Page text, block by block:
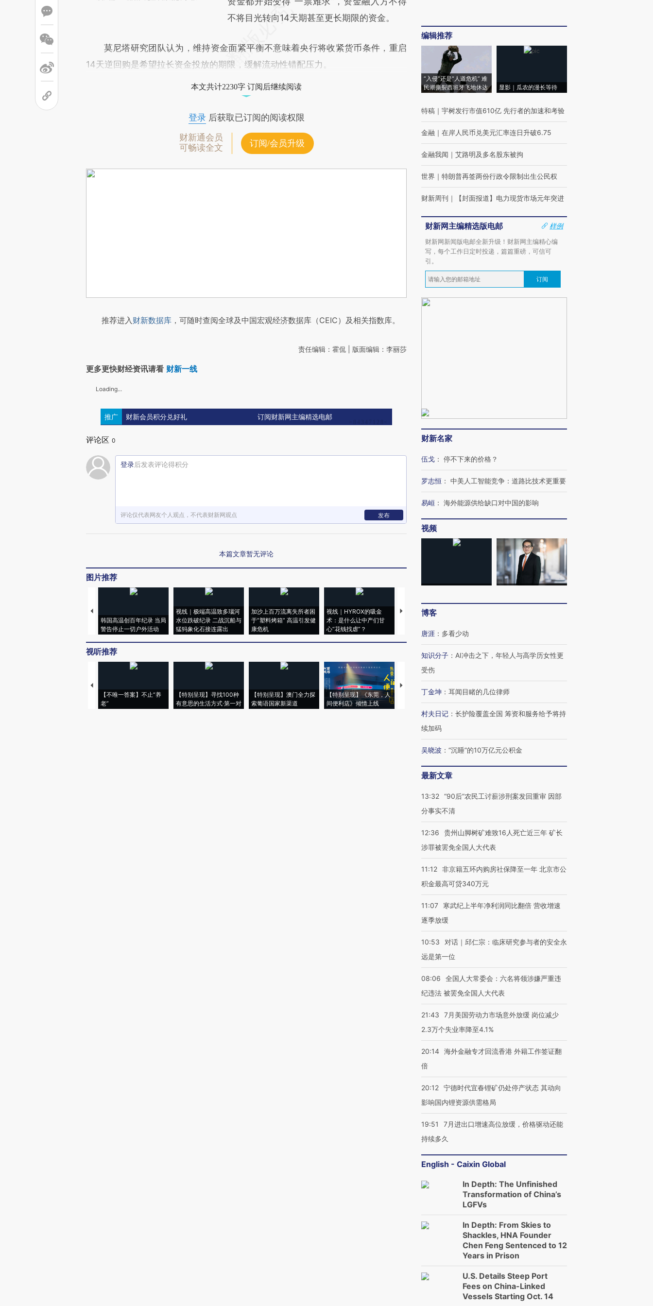
不将目光转向14天期甚至更长期限的资金。
莫尼塔研究团队认为，维持资金面紧平衡不意味着央行将收紧货币条件，重启
14天逆回购是希望拉长资金投放的期限，缓解流动性错配压力。
本文共计2230字 订阅后继续阅读
登录后获取已订阅的阅读权限
财新通会员
可畅读全文
订阅/会员升级
推荐进入财新数据库 ，可随时查阅全球及中国宏观经济数据库（CEIC）及相关指数库。
责任编辑：霍侃 | 版面编辑：李丽莎
更多更快财经资讯请看 财新一线
Loading...
推广 财新会员积分兑好礼 订阅财新网主编精选电邮
评论区 0
登录后发表评论得积分
评论仅代表网友个人观点，不代表财新网观点 发布
本篇文章暂无评论
图片推荐
韩国高温创百年纪录 当局
警告停止一切户外活动
视线｜极端高温致多瑙河
水位跌破纪录 二战沉船与
猛犸象化石接连露出
加沙上百万流离失所者困
于“塑料烤箱” 高温引发健
康危机
视线｜HYROX的吸金
术：是什么让中产们甘
心“花钱找虐”？
马航飞行员跨国走私7万
视听推荐
【不唯一答案】不止“养
老”
【特别呈现】寻找100种
有意思的生活方式·第一对
【特别呈现】澳门全力探
索葡语国家新渠道
【特别呈现】《东莞，人
间便利店》倾情上线
【推广】走进第四届链博
会，让数智科技“链”接产
【特别呈现】寻找100种
有意思的生活方式·第三对
住三大增长引擎是什么？
编辑推荐
“入侵”还是“人道危机” 难
民潮撕裂西班牙飞地休达
显影｜瓜农的漫长等待
特稿 ｜ 宇树发行市值610亿 先行者的加速和考验
金融 ｜ 在岸人民币兑美元汇率连日升破6.75
金融我闻 ｜ 艾路明及多名股东被拘
世界 ｜ 特朗普再签两份行政令限制出生公民权
财新周刊 ｜ 【封面报道】电力现货市场元年突进
财新网主编精选版电邮
样例
财新网新闻版电邮全新升级！财新网主编精心编
写，每个工作日定时投递，篇篇重磅，可信可
引。
订阅
财新名家
伍戈 ： 停不下来的价格？
罗志恒 ： 中美人工智能竞争：道路比技术更重要
易峘 ： 海外能源供给缺口对中国的影响
视频
博客
唐涯 ： 多看少动
知识分子 ： AI冲击之下，年轻人与高学历女性更
受伤
丁金坤 ： 耳闻目睹的几位律师
村夫日记 ： 长护险覆盖全国 筹资和服务给予将持
续加码
吴晓波 ： “沉睡”的10万亿元公积金
最新文章
13:32 “90后”农民工讨薪涉刑案发回重审 因部
分事实不清
12:36
贵州山脚树矿难致16人死亡近三年 矿长
涉罪被罢免全国人大代表
11:12 非京籍五环内购房社保降至一年 北京市公
积金最高可贷340万元
11:07
寒武纪上半年净利润同比翻倍 营收增速
逐季放缓
10:53
对话｜邱仁宗：临床研究参与者的安全永
远是第一位
08:06
全国人大常委会：六名将领涉嫌严重违
纪违法 被罢免全国人大代表
21:43
7月美国劳动力市场意外放缓 岗位减少
2.3万个失业率降至4.1%
20:14 海外金融专才回流香港 外籍工作签证翻
倍
20:12 宁德时代宜春锂矿仍处停产状态 其动向
影响国内锂资源供需格局
19:51
7月进出口增速高位放缓，价格驱动还能
持续多久
English - Caixin Global
In Depth: The Unfinished
Transformation of China’s
LGFVs
In Depth: From Skies to
Shackles, HNA Founder
Chen Feng Sentenced to 12
Years in Prison
U.S. Details Steep Port
Fees on China-Linked
Vessels Starting Oct. 14